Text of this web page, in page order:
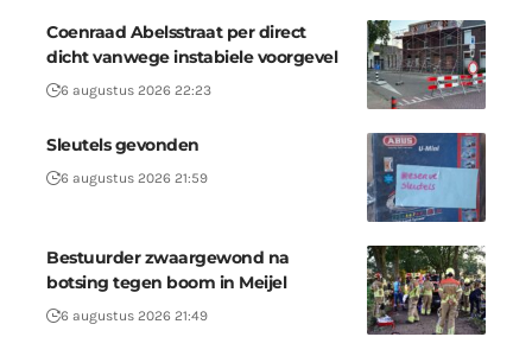
Coenraad Abelsstraat per direct
dicht vanwege instabiele voorgevel
6 augustus 2026 22:23
Sleutels gevonden
6 augustus 2026 21:59
Bestuurder zwaargewond na
botsing tegen boom in Meijel
6 augustus 2026 21:49